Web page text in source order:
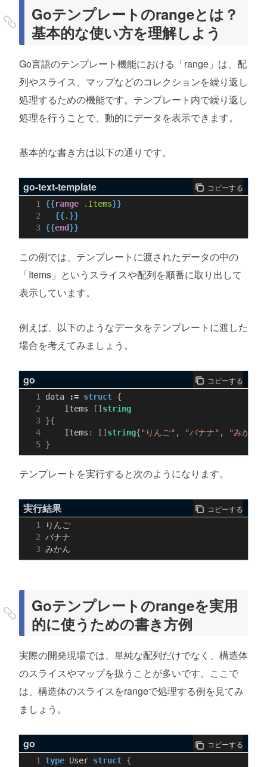
あとがき
Goテンプレートのrangeとは？
基本的な使い方を理解しよう
Go言語のテンプレート機能における「range」は、配
列やスライス、マップなどのコレクションを繰り返し
処理するための機能です。テンプレート内で繰り返し
処理を行うことで、動的にデータを表示できます。
基本的な書き方は以下の通りです。
go-text-template コピーする
{{range .Items}}
{{. }}
{{end}}
この例では、テンプレートに渡されたデータの中の
「Items」というスライスや配列を順番に取り出して
表示しています。
例えば、以下のようなデータをテンプレートに渡した
場合を考えてみましょう。
go コピーする
data := struct {
Items
[] string
}{
Items : [] string{"りんご" , "バナナ" , "みかん"
}
テンプレートを実行すると次のようになります。
実行結果 コピーする
Goテンプレートのrangeを実用
的に使うための書き方例
実際の開発現場では、単純な配列だけでなく、構造体
のスライスやマップを扱うことが多いです。ここで
は、構造体のスライスをrangeで処理する例を見てみ
ましょう。
go コピーする
type User struct {